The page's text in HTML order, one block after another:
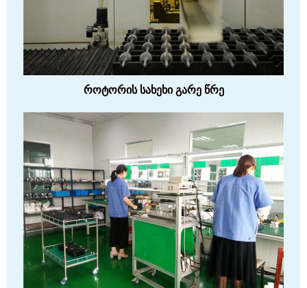
როტორის სახეხი გარე წრე